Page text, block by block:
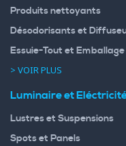
Produits nettoyants
Désodorisants et
Essuie-Tout et
> VOIR PLUS
Luminaire et
Lustres et Suspensions
Spots et Panels